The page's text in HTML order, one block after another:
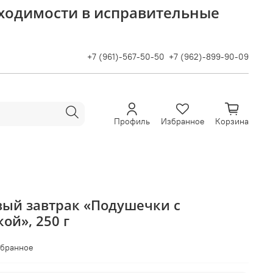
в исправительные
+7 (961)-567-50-50 +7 (962)-899-90-09
Профиль Избранное Корзина
завтрак «Подушечки с
250 г